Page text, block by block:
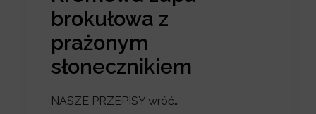
brokułowa z
prażonym
słonecznikiem
NASZE PRZEPISY wróć…